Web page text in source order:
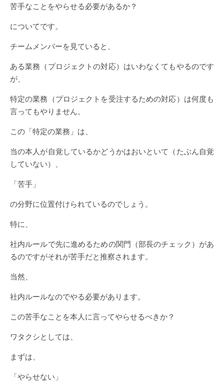
苦手なことをやらせる必要があるか？
についてです。
チームメンバーを見ていると、
ある業務（プロジェクトの対応）はいわなくてもやるのです
が、
特定の業務（プロジェクトを受注するための対応）は何度も
言ってもやりません。
この「特定の業務」は、
当の本人が自覚しているかどうかはおいといて（たぶん自覚
していない）、
「苦手」
の分野に位置付けられているのでしょう。
特に、
社内ルールで先に進めるための関門（部長のチェック）があ
るのですがそれが苦手だと推察されます。
当然、
社内ルールなのでやる必要があります。
この苦手なことを本人に言ってやらせるべきか？
ワタクシとしては、
まずは、
「やらせない」